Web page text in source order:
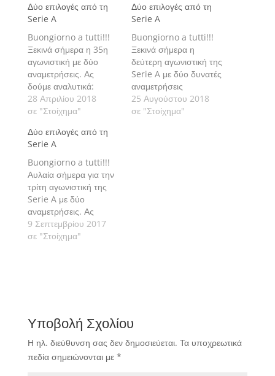
Δύο επιλογές από τη
Serie A
Buongiorno a tutti!!!
Ξεκινά σήμερα η 35η
αγωνιστική με δύο
αναμετρήσεις. Ας
δούμε αναλυτικά:
28 Απριλίου 2018
σε "Στοίχημα"
Δύο επιλογές από τη
Serie A
Buongiorno a tutti!!!
Ξεκινά σήμερα η
δεύτερη αγωνιστική της
Serie A με δύο δυνατές
αναμετρήσεις
25 Αυγούστου 2018
σε "Στοίχημα"
Δύο επιλογές από τη
Serie A
Buongiorno a tutti!!!
Αυλαία σήμερα για την
τρίτη αγωνιστική της
Serie A με δύο
αναμετρήσεις. Ας
δούμε αναλυτικά:
9 Σεπτεμβρίου 2017
σε "Στοίχημα"
Υποβολή Σχολίου
Η ηλ. διεύθυνση σας δεν δημοσιεύεται. Τα υποχρεωτικά
πεδία σημειώνονται με *